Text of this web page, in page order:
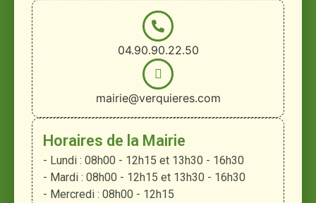
04.90.90.22.50
mairie@verquieres.com
Horaires de la Mairie
- Lundi : 08h00 - 12h15 et 13h30 - 16h30
- Mardi : 08h00 - 12h15 et 13h30 - 16h30
- Mercredi : 08h00 - 12h15